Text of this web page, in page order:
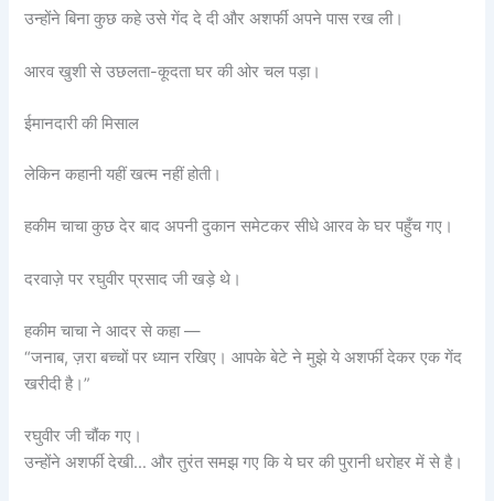
उन्होंने बिना कुछ कहे उसे गेंद दे दी और अशर्फी अपने पास रख ली।
आरव खुशी से उछलता-कूदता घर की ओर चल पड़ा।
ईमानदारी की मिसाल
लेकिन कहानी यहीं खत्म नहीं होती।
हकीम चाचा कुछ देर बाद अपनी दुकान समेटकर सीधे आरव के घर पहुँच गए।
दरवाज़े पर रघुवीर प्रसाद जी खड़े थे।
हकीम चाचा ने आदर से कहा —
“जनाब, ज़रा बच्चों पर ध्यान रखिए। आपके बेटे ने मुझे ये अशर्फी देकर एक गेंद
खरीदी है।”
रघुवीर जी चौंक गए।
उन्होंने अशर्फी देखी… और तुरंत समझ गए कि ये घर की पुरानी धरोहर में से है।